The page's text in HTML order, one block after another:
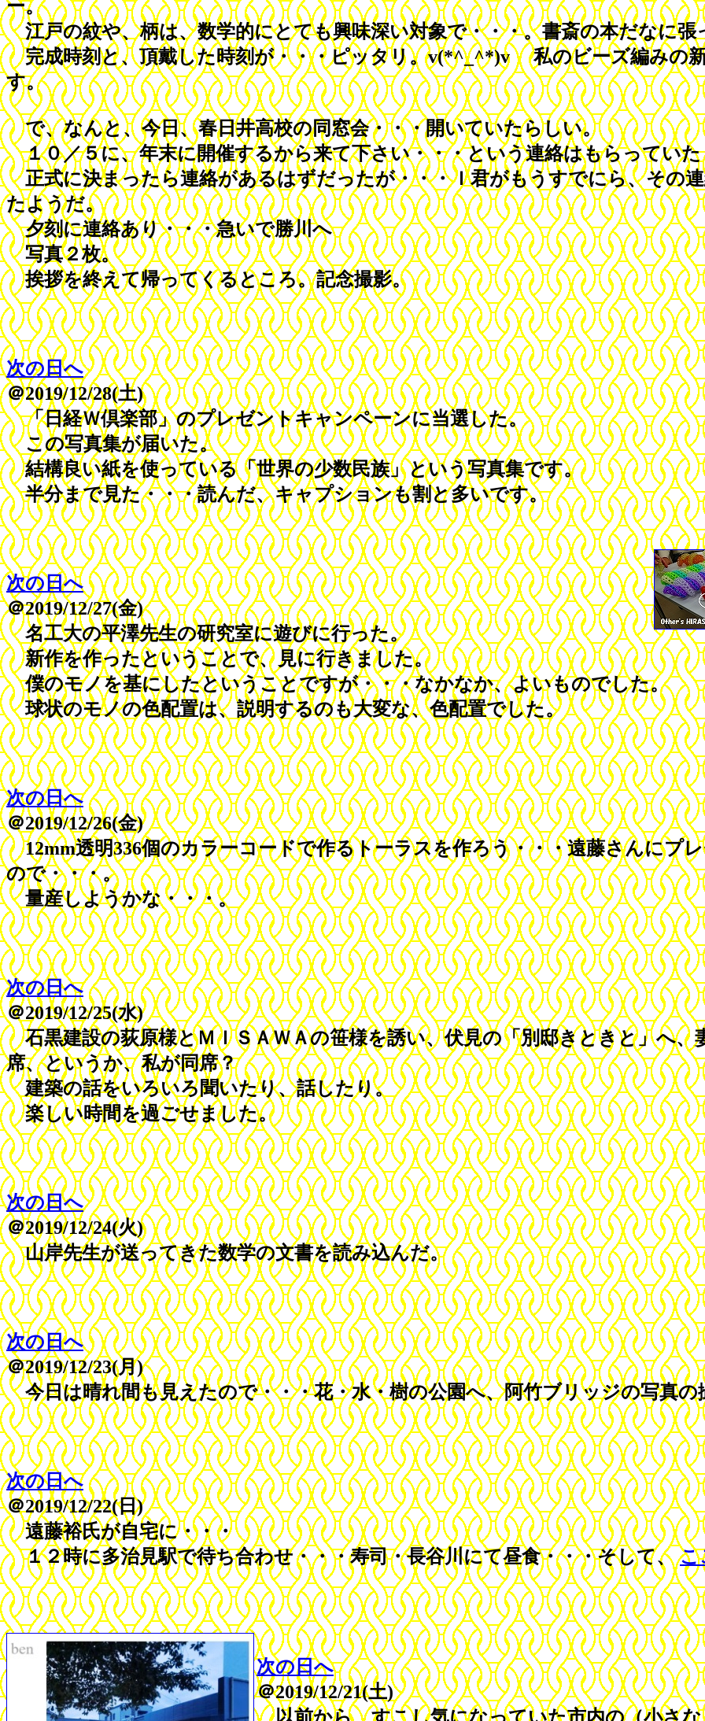
ー。
江戸の紋や、柄は、数学的にとても興味深い対象で・・・。書斎の本だなに張
完成時刻と、頂戴した時刻が・・・ピッタリ。v(*^_^*)v 私のビーズ編みの
す。
で、なんと、今日、春日井高校の同窓会・・・開いていたらしい。
１０／５に、年末に開催するから来て下さい・・・という連絡はもらっていた
正式に決まったら連絡があるはずだったが・・・Ｉ君がもうすでにら、その
たようだ。
夕刻に連絡あり・・・急いで勝川へ
写真２枚。
挨拶を終えて帰ってくるところ。記念撮影。
次の日へ
＠2019/12/28(土)
「日経Ｗ倶楽部」のプレゼントキャンペーンに当選した。
この写真集が届いた。
結構良い紙を使っている「世界の少数民族」という写真集です。
半分まで見た・・・読んだ、キャプションも割と多いです。
次の日へ
＠2019/12/27(金)
名工大の平澤先生の研究室に遊びに行った。
新作を作ったということで、見に行きました。
僕のモノを基にしたということですが・・・なかなか、よいものでした。
球状のモノの色配置は、説明するのも大変な、色配置でした。
次の日へ
＠2019/12/26(金)
12mm透明336個のカラーコードで作るトーラスを作ろう・・・遠藤さんにプ
ので・・・。
量産しようかな・・・。
次の日へ
＠2019/12/25(水)
石黒建設の荻原様とＭＩＳＡＷＡの笹様を誘い、伏見の「別邸きときと」へ、
席、というか、私が同席？
建築の話をいろいろ聞いたり、話したり。
楽しい時間を過ごせました。
次の日へ
＠2019/12/24(火)
山岸先生が送ってきた数学の文書を読み込んだ。
次の日へ
＠2019/12/23(月)
今日は晴れ間も見えたので・・・花・水・樹の公園へ、阿竹ブリッジの写真の
次の日へ
＠2019/12/22(日)
遠藤裕氏が自宅に・・・
１２時に多治見駅で待ち合わせ・・・寿司・長谷川にて昼食・・・そして、こ
次の日へ
＠2019/12/21(土)